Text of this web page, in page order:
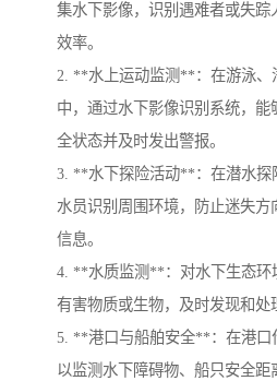
集水下影像，识别遇难者或失踪
效率。
2. **水上运动监测**：在游泳、
中，通过水下影像识别系统，
全状态并及时发出警报。
3. **水下探险活动**：在潜水探
水员识别周围环境，防止迷失方
信息。
4. **水质监测**：对水下生态环
有害物质或生物，及时发现和处
5. **港口与船舶安全**：在港口
以监测水下障碍物、船只安全